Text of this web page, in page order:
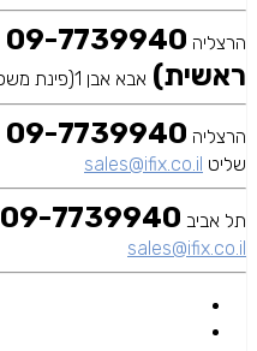
הרצליה
ראשית) אבא אבן 1(פינת משכית)
הרצליה 09-7739940 שלוחה 3
שליט sales@ifix.co.il
תל אביב 09-7739940 שלוחה 4
sales@ifix.co.il